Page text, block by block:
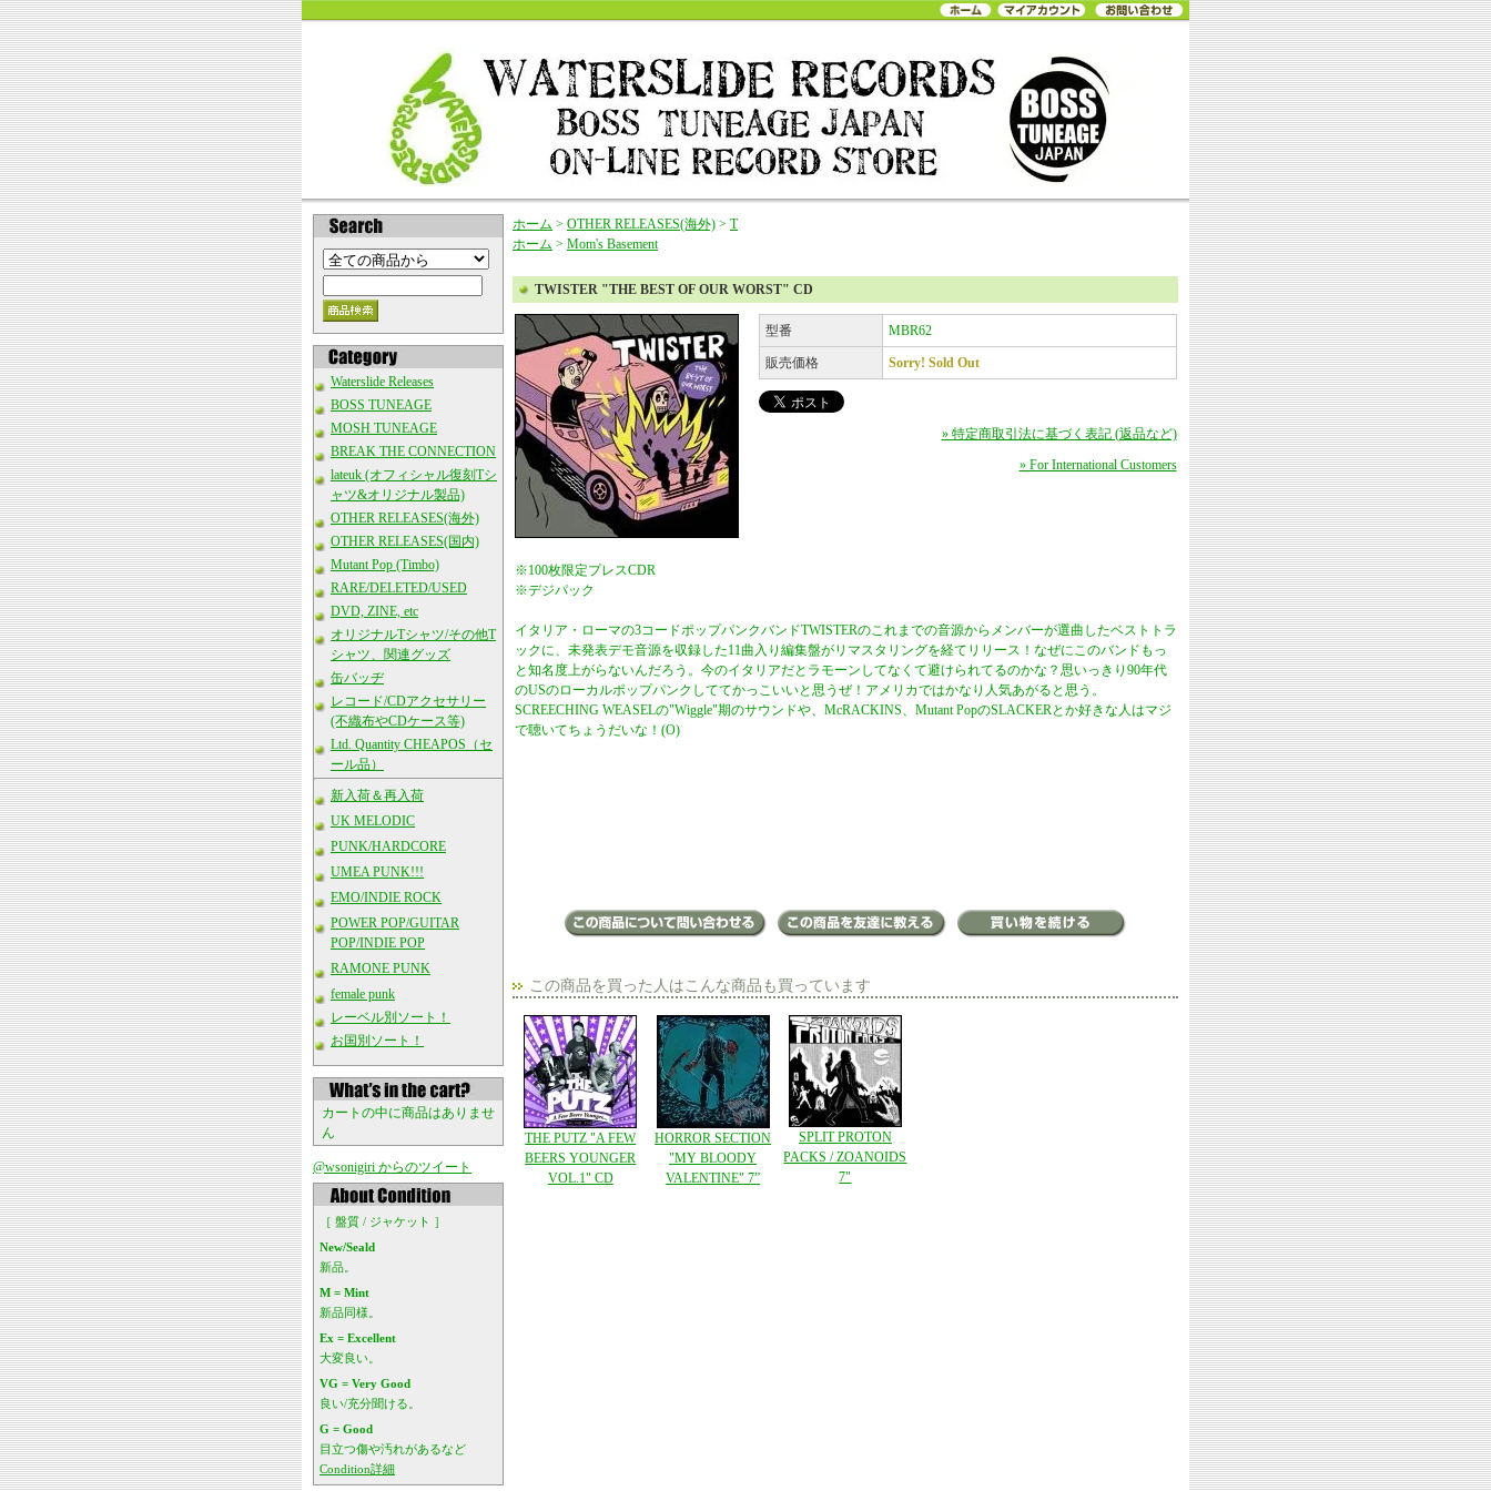
Waterslide Releases
BOSS TUNEAGE
MOSH TUNEAGE
BREAK THE CONNECTION
lateuk (オフィシャル復刻Tシ
ャツ&オリジナル製品)
OTHER RELEASES(海外)
OTHER RELEASES(国内)
Mutant Pop (Timbo)
RARE/DELETED/USED
DVD, ZINE, etc
オリジナルTシャツ/その他T
シャツ、関連グッズ
缶バッヂ
レコード/CDアクセサリー
(不織布やCDケース等)
Ltd. Quantity CHEAPOS（セ
ール品）
新入荷＆再入荷
UK MELODIC
PUNK/HARDCORE
UMEA PUNK!!!
EMO/INDIE ROCK
POWER POP/GUITAR
POP/INDIE POP
RAMONE PUNK
female punk
レーベル別ソート！
お国別ソート！
カートの中に商品はありませ
ん
@wsonigiri からのツイート
［ 盤質 / ジャケット ］
New/Seald
新品。
M = Mint
新品同様。
Ex = Excellent
大変良い。
VG = Very Good
良い/充分聞ける。
G = Good
目立つ傷や汚れがあるなど
Condition詳細
ホーム > OTHER RELEASES(海外) > T
ホーム > Mom's Basement
TWISTER "THE BEST OF OUR WORST" CD
型番 MBR62
販売価格 Sorry! Sold Out
» 特定商取引法に基づく表記 (返品など)
» For International Customers
※100枚限定プレスCDR
※デジパック
イタリア・ローマの3コードポップパンクバンドTWISTERのこれまでの音源からメンバーが選曲したベストトラ
ックに、未発表デモ音源を収録した11曲入り編集盤がリマスタリングを経てリリース！なぜにこのバンドもっ
と知名度上がらないんだろう。今のイタリアだとラモーンしてなくて避けられてるのかな？思いっきり90年代
のUSのローカルポップパンクしててかっこいいと思うぜ！アメリカではかなり人気あがると思う。
SCREECHING WEASELの"Wiggle"期のサウンドや、McRACKINS、Mutant PopのSLACKERとか好きな人はマジ
で聴いてちょうだいな！(O)
この商品を買った人はこんな商品も買っています
THE PUTZ "A FEW
BEERS YOUNGER
VOL.1" CD
HORROR SECTION
"MY BLOODY
VALENTINE" 7”
SPLIT PROTON
PACKS / ZOANOIDS
7"